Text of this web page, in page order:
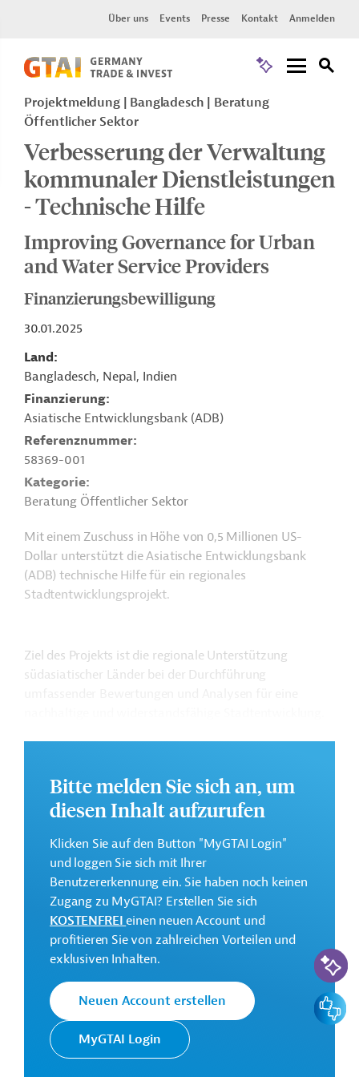
Über uns Events Presse Kontakt Anmelden
Projektmeldung Bangladesch
Beratung
Öffentlicher Sektor
Verbesserung der Verwaltung
kommunaler Dienstleistungen
- Technische Hilfe
Improving Governance for Urban
and Water Service Providers
Finanzierungsbewilligung
30.01.2025
Land
Bangladesch, Nepal, Indien
Finanzierung
Asiatische Entwicklungsbank (ADB)
Referenznummer
58369-001
Kategorie
Beratung Öffentlicher Sektor
Mit einem Zuschuss in Höhe von 0,5 Millionen US-
Dollar unterstützt die Asiatische Entwicklungsbank
(ADB) technische Hilfe für ein regionales
Stadtentwicklungsprojekt.
Ziel des Projekts ist die regionale Unterstützung
südasiatischer Länder bei der Durchführung
Widerstandsfähigkeit von Städten und nachhaltiges
Wachstum. Des Weiteren ist die Verbesserung der
nachhaltige Stadtplanung, Wasserversorgung und
kommunalen Leistungen sowie in städtischen
Verwaltungen vorgesehen.
Weitere Informationen zu dem geplanten
Entwicklungsprojekt finden Sie auf derWebseite der
und im Originaldokument, das zum Download
GTAI informiert über dieADB: Schwerpunkte,
Regularien und praktische Hinweise zur
Geschäftsanbahnung.
Bitte melden Sie sich an, um
diesen Inhalt aufzurufen
Klicken Sie auf den Button "MyGTAI Login"
und loggen Sie sich mit Ihrer
Benutzererkennung ein. Sie haben noch keinen
Zugang zu MyGTAI? Erstellen Sie sich
KOSTENFREIeinen neuen Account und
profitieren Sie von zahlreichen Vorteilen und
exklusiven Inhalten.
Neuen Account erstellen
MyGTAI Login
KI-